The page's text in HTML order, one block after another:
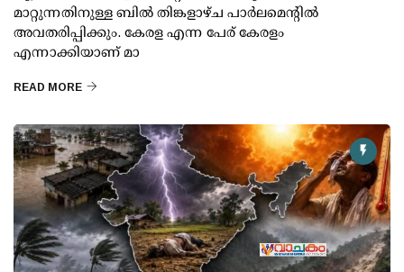
മാറ്റുന്നതിനുള്ള ബില്‍ തിങ്കളാഴ്ച പാര്‍ലമെന്റില്‍
അവതരിപ്പിക്കും. കേരള എന്ന പേര് കേരളം
എന്നാക്കിയാണ് മാ
READ MORE